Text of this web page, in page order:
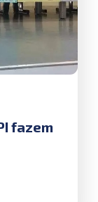
fazem